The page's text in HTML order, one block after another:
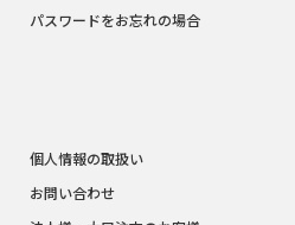
パスワードをお忘れの場合
個人情報の取扱い
お問い合わせ